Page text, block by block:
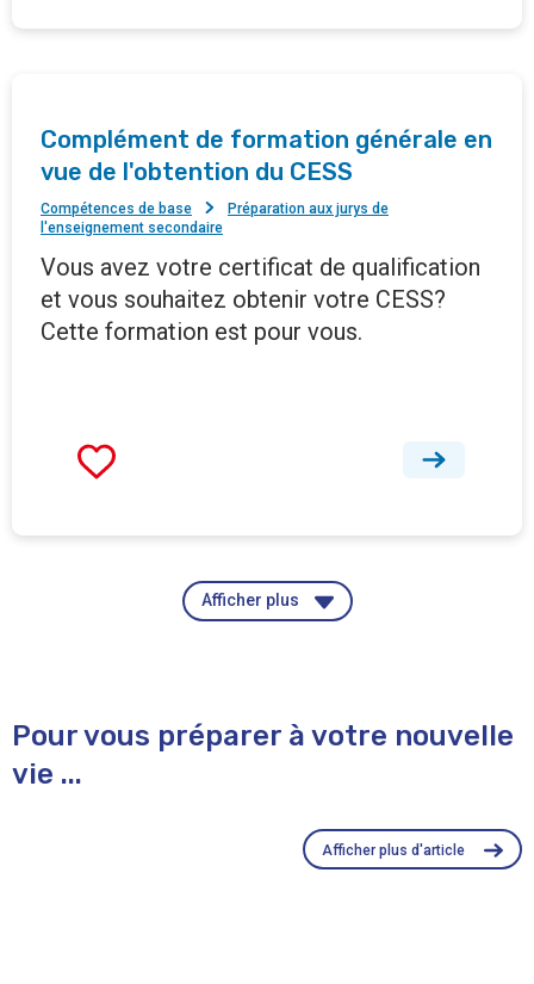
Complément de formation générale en
vue de l'obtention du CESS
Compétences de base
Préparation aux jurys de
l'enseignement secondaire
Vous avez votre certificat de qualification
et vous souhaitez obtenir votre CESS?
Cette formation est pour vous.
Afficher plus
Pour vous préparer à votre nouvelle
vie ...
Afficher plus d'article